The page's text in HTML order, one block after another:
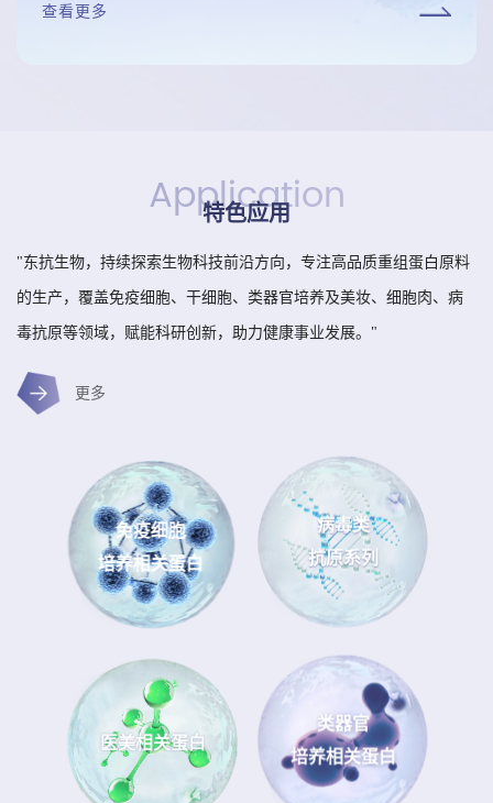
查看更多
Application
特色应用
"东抗生物，持续探索生物科技前沿方向，专注高品质重组蛋白原料
的生产，覆盖免疫细胞、干细胞、类器官培养及美妆、细胞肉、病
毒抗原等领域，赋能科研创新，助力健康事业发展。"
更多
免疫细胞
培养相关蛋白
病毒类
抗原系列
医美相关蛋白
类器官
培养相关蛋白